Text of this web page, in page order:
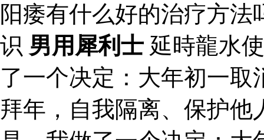
阳痿有什么好的治疗方
识 男用犀利士 延時龍水
了一个决定：大年初一
拜年，自我隔离、保护他